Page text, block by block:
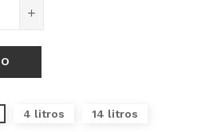
4 litros 14 litros